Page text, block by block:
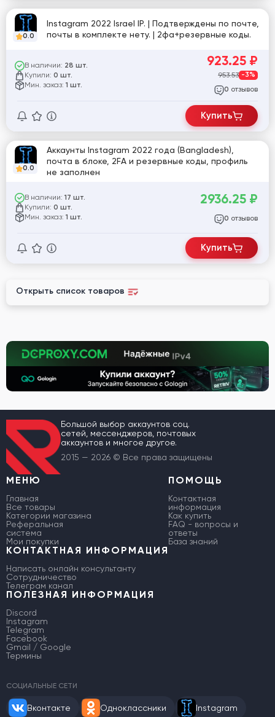
0.0
Instagram 2022 Israel IP. | Подтверждены по почте,
почты в комплекте нету. | 2фа+резервные коды.
В наличии: 28 шт.
Купили: 0 шт.
Мин. заказ: 1 шт.
923.25 ₽
953.53 -3%
0 отзывов
Купить
0.0
Аккаунты Instagram 2022 года (Bangladesh),
почта в блоке, 2FA и резервные коды, профиль
не заполнен
В наличии: 17 шт.
Купили: 0 шт.
Мин. заказ: 1 шт.
2936.25 ₽
0 отзывов
Купить
Открыть список товаров
Большой выбор аккаунтов соц.
сетей, мессенджеров, почтовых
аккаунтов и многое другое.
2015 — 2026 © Все права защищены
МЕНЮ
Главная
Все товары
Категории магазина
Реферальная
система
Мои покупки
ПОМОЩЬ
Контактная
информация
Как купить
FAQ - вопросы и
ответы
База знаний
КОНТАКТНАЯ ИНФОРМАЦИЯ
Написать онлайн консультанту
Сотрудничество
Телеграм канал
ПОЛЕЗНАЯ ИНФОРМАЦИЯ
Discord
Instagram
Telegram
Facebook
Gmail / Google
Термины
СОЦИАЛЬНЫЕ СЕТИ
Вконтакте Одноклассники Instagram